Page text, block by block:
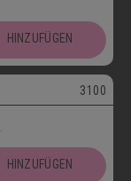
HINZUFÜGEN
3100
HINZUFÜGEN